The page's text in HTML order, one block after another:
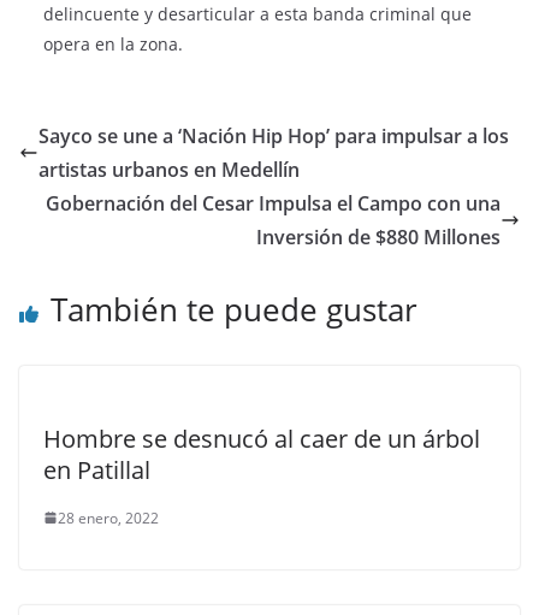
delincuente y desarticular a esta banda criminal que
opera en la zona.
Sayco se une a ‘Nación Hip Hop’ para impulsar a los
artistas urbanos en Medellín
Gobernación del Cesar Impulsa el Campo con una
Inversión de $880 Millones
También te puede gustar
Hombre se desnucó al caer de un árbol
en Patillal
28 enero, 2022